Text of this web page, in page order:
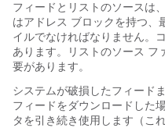
フィードとリストのソースは
はアドレス ブロックを持つ、
イルでなければなりません。
あります。リストのソース フ
要があります。
システムが破損したフィード
フィードをダウンロードした
タを引き続き使用します（こ